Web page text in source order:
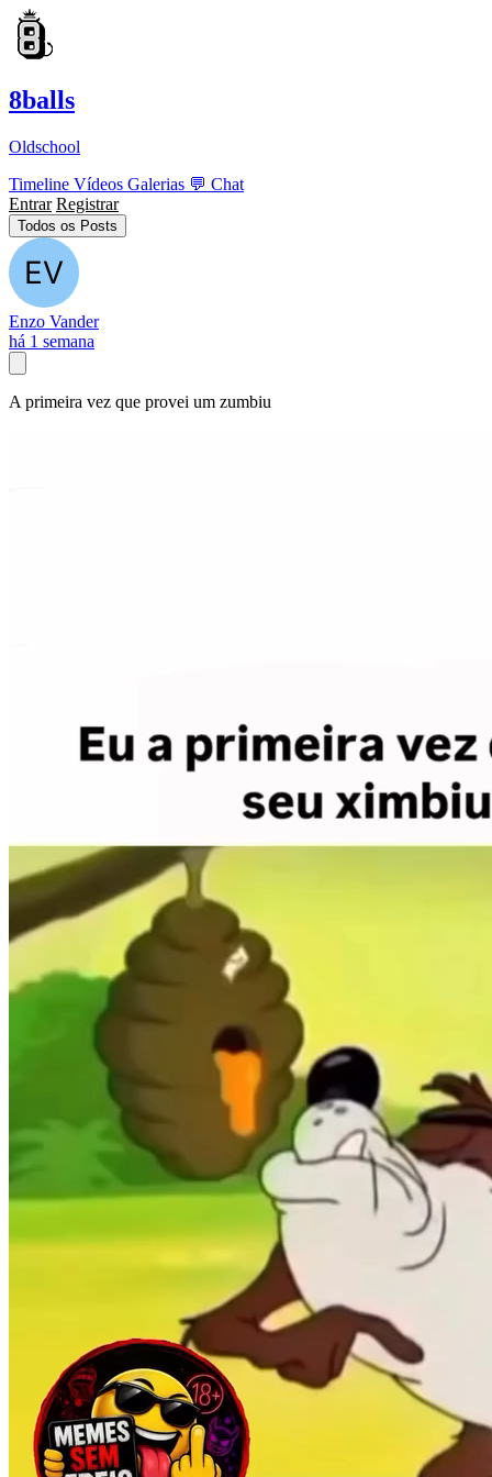
8balls
Oldschool
Timeline Vídeos Galerias 💬 Chat
Entrar Registrar
Todos os Posts
Enzo Vander
há 1 semana
A primeira vez que provei um zumbiu